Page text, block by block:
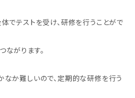
でテストを受け、研修を行うことがで
がります。
か難しいので、定期的な研修を行う